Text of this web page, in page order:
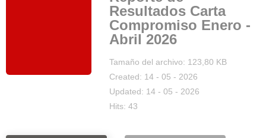
Resultados Carta
Compromiso Enero -
Abril 2026
Tamaño del archivo: 123,80 KB
Created: 14 - 05 - 2026
Updated: 14 - 05 - 2026
Hits: 43